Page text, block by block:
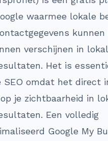
waarmee lokale
kunnen
verschijnen in
Het is
SEO omdat het direct
je zichtbaarheid in
Een volledig
Google My